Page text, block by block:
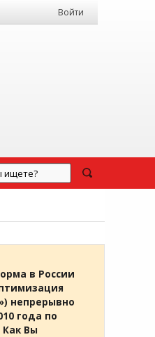
Войти
в России
непрерывно
года по
Вы